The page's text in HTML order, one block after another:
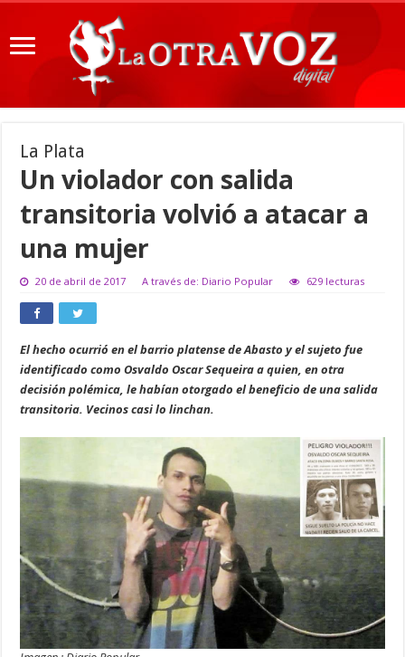
La Plata
Un violador con salida
transitoria volvió a atacar a
una mujer
20 de abril de 2017 A través de: Diario Popular 629 lecturas
El hecho ocurrió en el barrio platense de Abasto y el sujeto fue
identificado como Osvaldo Oscar Sequeira a quien, en otra
decisión polémica, le habían otorgado el beneficio de una salida
transitoria. Vecinos casi lo linchan.